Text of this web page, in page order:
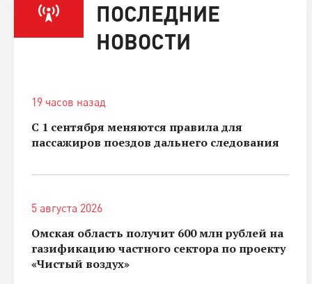
ПОСЛЕДНИЕ
НОВОСТИ
19 часов назад
С 1 сентября меняются правила для
пассажиров поездов дальнего следования
5 августа 2026
Омская область получит 600 млн рублей на
газификацию частного сектора по проекту
«Чистый воздух»